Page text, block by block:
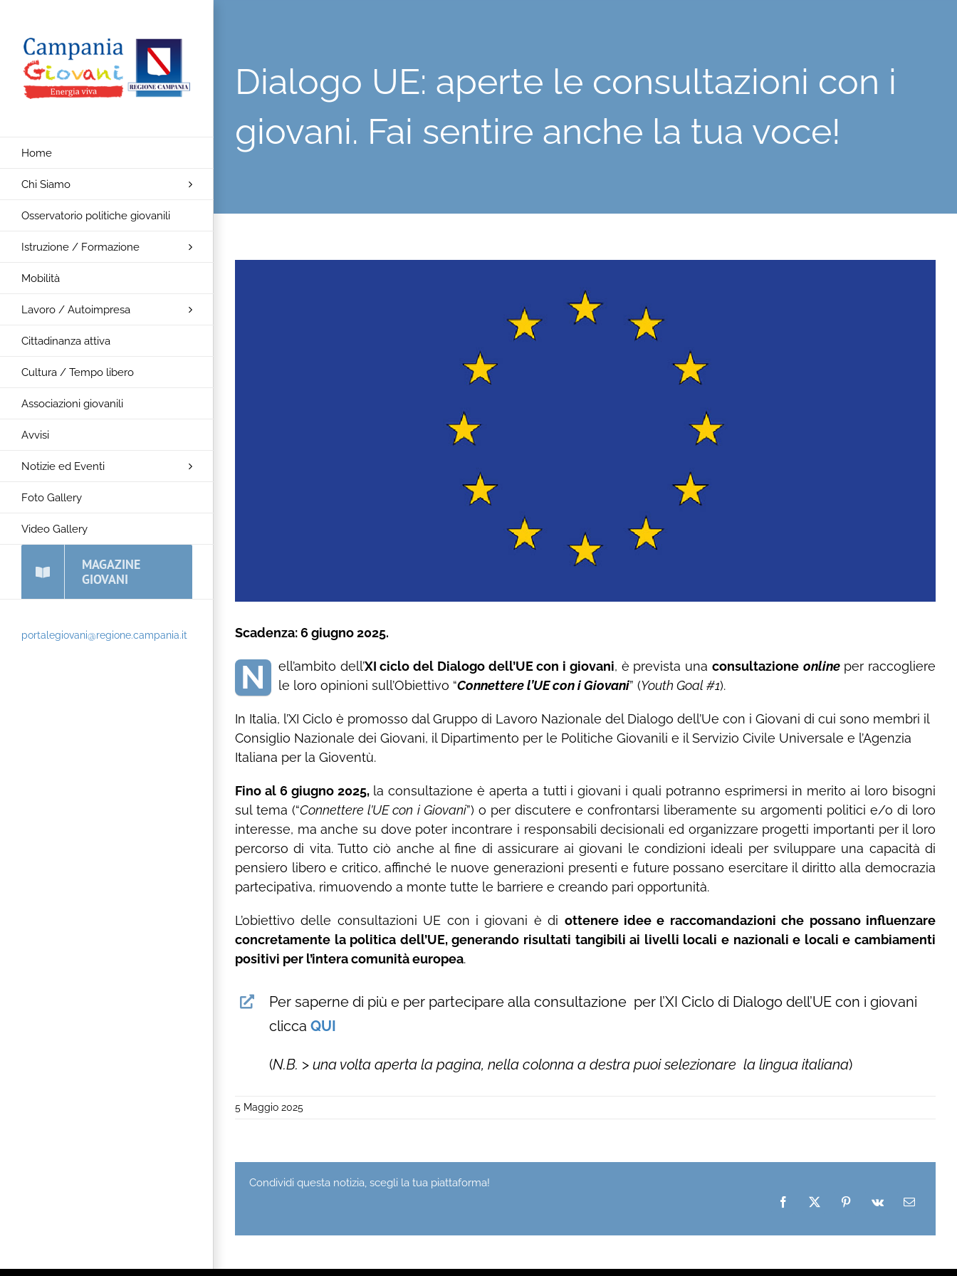
contenuto
Home
Chi Siamo
Osservatorio politiche giovanili
Istruzione / Formazione
Mobilità
Lavoro / Autoimpresa
Cittadinanza attiva
Cultura / Tempo libero
Associazioni giovanili
Avvisi
Notizie ed Eventi
Foto Gallery
Video Gallery
MAGAZINE
GIOVANI
portalegiovani@regione.campania.it
Dialogo UE: aperte le consultazioni con i
giovani. Fai sentire anche la tua voce!
Scadenza: 6 giugno 2025.
N ell’ambito dell’XI ciclo del Dialogo dell’UE con i giovani, è prevista una consultazione onlineper raccogliere
le loro opinioni sull’Obiettivo “Connettere l’UE con i Giovani” (Youth Goal #1).
In Italia, l’XI Ciclo è promosso dal Gruppo di Lavoro Nazionale del Dialogo dell’Ue con i Giovani di cui sono membri il
Consiglio Nazionale dei Giovani, il Dipartimento per le Politiche Giovanili e il Servizio Civile Universale e l’Agenzia
Italiana per la Gioventù.
Fino al 6 giugno 2025, la consultazione è aperta a tutti i giovani i quali potranno esprimersi in merito ai loro bisogni
sul tema (“Connettere l’UE con i Giovani”) o per discutere e confrontarsi liberamente su argomenti politici e/o di loro
interesse, ma anche su dove poter incontrare i responsabili decisionali ed organizzare progetti importanti per il loro
percorso di vita. Tutto ciò anche al fine di assicurare ai giovani le condizioni ideali per sviluppare una capacità di
pensiero libero e critico, affinché le nuove generazioni presenti e future possano esercitare il diritto alla democrazia
partecipativa, rimuovendo a monte tutte le barriere e creando pari opportunità.
L’obiettivo delle consultazioni UE con i giovani è di ottenere idee e raccomandazioni che possano influenzare
concretamente la politica dell’UE, generando risultati tangibili ai livelli locali e nazionali e locali e cambiamenti
positivi per l’intera comunità europea.
Per saperne di più e per partecipare alla consultazione per l’XI Ciclo di Dialogo dell’UE con i giovani
clicca QUI
(N.B. > una volta aperta la pagina, nella colonna a destra puoi selezionare la lingua italiana)
5 Maggio 2025
Condividi questa notizia, scegli la tua piattaforma!
Facebook
X Pinterest
Vk Email